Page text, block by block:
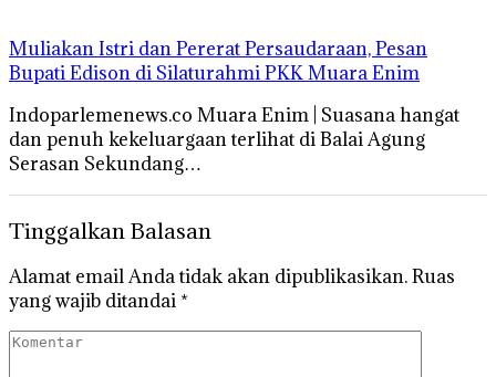
Muliakan Istri dan Pererat Persaudaraan, Pesan
Bupati Edison di Silaturahmi PKK Muara Enim
Indoparlemenews.co Muara Enim | Suasana hangat
dan penuh kekeluargaan terlihat di Balai Agung
Serasan Sekundang…
Tinggalkan Balasan
Alamat email Anda tidak akan dipublikasikan.Ruas
yang wajib ditandai *